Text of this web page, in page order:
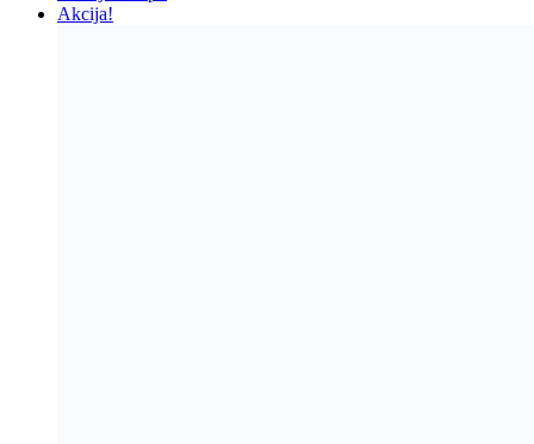
Akcija!